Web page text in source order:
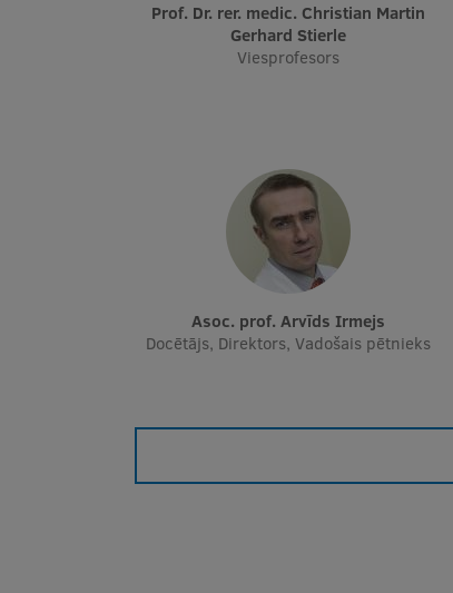
Prof. Dr. rer. medic. Christian Martin
Gerhard Stierle
Viesprofesors
Asoc. prof. Arvīds Irmejs
Docētājs, Direktors, Vadošais pētnieks